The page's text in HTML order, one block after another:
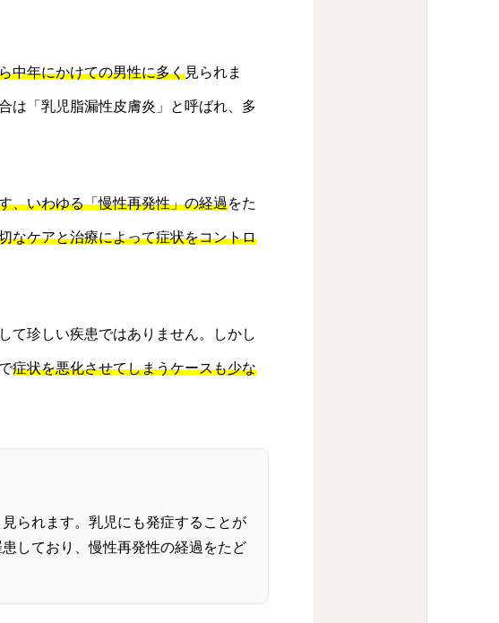
中年にかけての男性に多く見られま
は「乳児脂漏性皮膚炎」と呼ばれ、多
、いわゆる「慢性再発性」の経過をた
なケアと治療によって症状をコントロ
て珍しい疾患ではありません。しかし
症状を悪化させてしまうケースも少な
られます。乳児にも発症することが
しており、慢性再発性の経過をたど